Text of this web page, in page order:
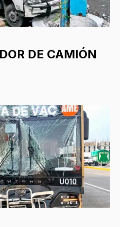
DE CAMIÓN